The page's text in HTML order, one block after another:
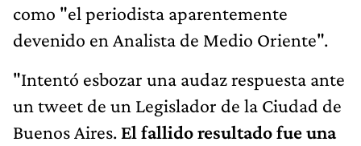
como "el periodista aparentemente
devenido en Analista de Medio Oriente".
"Intentó esbozar una audaz respuesta ante
un tweet de un Legislador de la Ciudad de
Buenos Aires. El fallido resultado fue una